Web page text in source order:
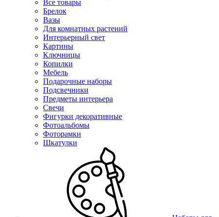
Все товары
Брелок
Вазы
Для комнатных растений
Интерьерный свет
Картины
Ключницы
Копилки
Мебель
Подарочные наборы
Подсвечники
Предметы интерьера
Свечи
Фигурки декоративные
Фотоальбомы
Фоторамки
Шкатулки